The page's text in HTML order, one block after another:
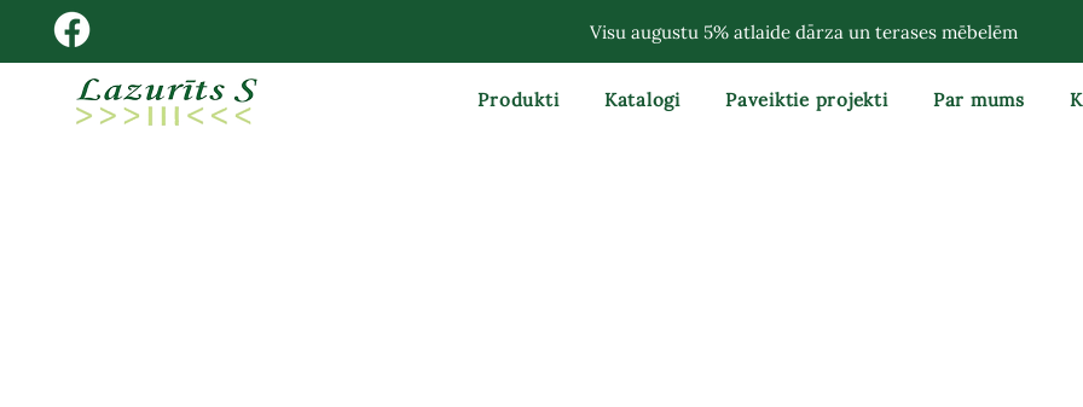
Visu augustu 5% atlaide dārza un terases mēbelēm
Produkti Katalogi Paveiktie projekti Par mums